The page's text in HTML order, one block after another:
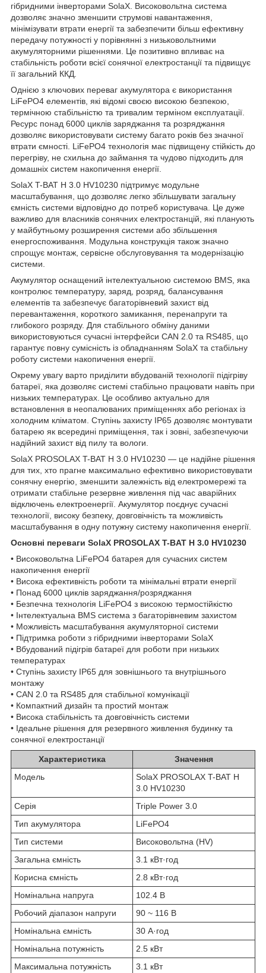
гібридними інверторами SolaX. Високовольтна система
дозволяє значно зменшити струмові навантаження,
мінімізувати втрати енергії та забезпечити більш ефективну
передачу потужності у порівнянні з низьковольтними
акумуляторними рішеннями. Це позитивно впливає на
стабільність роботи всієї сонячної електростанції та підвищує
її загальний ККД.
Однією з ключових переваг акумулятора є використання
LiFePO4 елементів, які відомі своєю високою безпекою,
термічною стабільністю та тривалим терміном експлуатації.
Ресурс понад 6000 циклів заряджання та розряджання
дозволяє використовувати систему багато років без значної
втрати ємності. LiFePO4 технологія має підвищену стійкість до
перегріву, не схильна до займання та чудово підходить для
домашніх систем накопичення енергії.
SolaX T-BAT H 3.0 HV10230 підтримує модульне
масштабування, що дозволяє легко збільшувати загальну
ємність системи відповідно до потреб користувача. Це дуже
важливо для власників сонячних електростанцій, які планують
у майбутньому розширення системи або збільшення
енергоспоживання. Модульна конструкція також значно
спрощує монтаж, сервісне обслуговування та модернізацію
системи.
Акумулятор оснащений інтелектуальною системою BMS, яка
контролює температуру, заряд, розряд, балансування
елементів та забезпечує багаторівневий захист від
перевантаження, короткого замикання, перенапруги та
глибокого розряду. Для стабільного обміну даними
використовуються сучасні інтерфейси CAN 2.0 та RS485, що
гарантує повну сумісність із обладнанням SolaX та стабільну
роботу системи накопичення енергії.
Окрему увагу варто приділити вбудованій технології підігріву
батареї, яка дозволяє системі стабільно працювати навіть при
низьких температурах. Це особливо актуально для
встановлення в неопалюваних приміщеннях або регіонах із
холодним кліматом. Ступінь захисту IP65 дозволяє монтувати
батарею як всередині приміщення, так і зовні, забезпечуючи
надійний захист від пилу та вологи.
SolaX PROSOLAX T-BAT H 3.0 HV10230 — це надійне рішення
для тих, хто прагне максимально ефективно використовувати
сонячну енергію, зменшити залежність від електромережі та
отримати стабільне резервне живлення під час аварійних
відключень електроенергії. Акумулятор поєднує сучасні
технології, високу безпеку, довговічність та можливість
масштабування в одну потужну систему накопичення енергії.
Основні переваги SolaX PROSOLAX T-BAT H 3.0 HV10230
• Високовольтна LiFePO4 батарея для сучасних систем
накопичення енергії
• Висока ефективність роботи та мінімальні втрати енергії
• Понад 6000 циклів заряджання/розряджання
• Безпечна технологія LiFePO4 з високою термостійкістю
• Інтелектуальна BMS система з багаторівневим захистом
• Можливість масштабування акумуляторної системи
• Підтримка роботи з гібридними інверторами SolaX
• Вбудований підігрів батареї для роботи при низьких
температурах
• Ступінь захисту IP65 для зовнішнього та внутрішнього
монтажу
• CAN 2.0 та RS485 для стабільної комунікації
• Компактний дизайн та простий монтаж
• Висока стабільність та довговічність системи
• Ідеальне рішення для резервного живлення будинку та
сонячної електростанції
Характеристика
Значення
Модель
SolaX PROSOLAX T-BAT H
3.0 HV10230
Серія
Triple Power 3.0
Тип акумулятора
LiFePO4
Тип системи
Високовольтна (HV)
Загальна ємність
3.1 кВт·год
Корисна ємність
2.8 кВт·год
Номінальна напруга
102.4 В
Робочий діапазон напруги
90 ~ 116 В
Номінальна ємність
30 А·год
Номінальна потужність
2.5 кВт
Максимальна потужність
3.1 кВт